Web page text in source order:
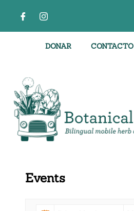
DONAR CONTACTO
Events